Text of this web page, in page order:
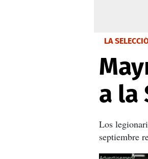
LA
a la
Los
septiembre
X